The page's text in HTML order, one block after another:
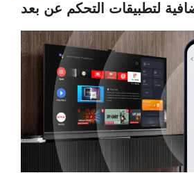
لتطبيقات التحكم عن بعد